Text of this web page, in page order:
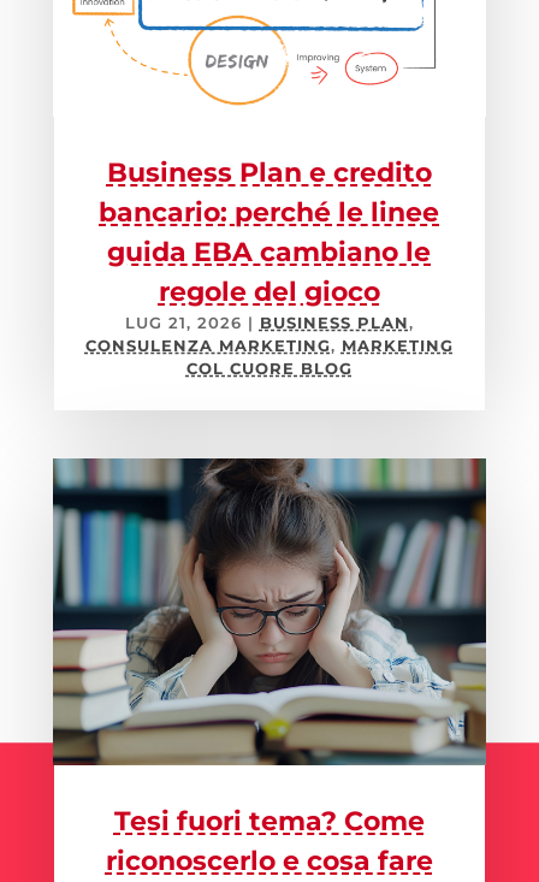
Business Plan e credito
bancario: perché le linee
guida EBA cambiano le
regole del gioco
LUG 21, 2026 | BUSINESS PLAN,
CONSULENZA MARKETING, MARKETING
COL CUORE BLOG
Tesi fuori tema? Come
riconoscerlo e cosa fare